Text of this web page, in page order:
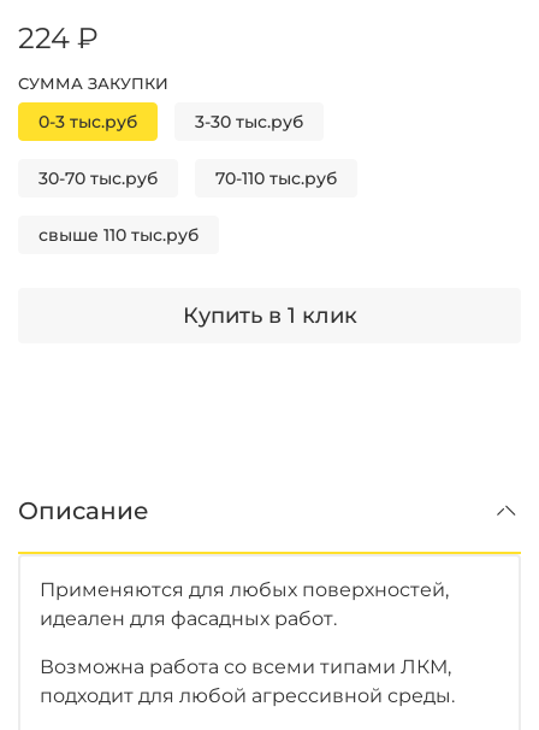
224 ₽
Купить в 1 клик
СУММА ЗАКУПКИ
0-3 тыс.руб 3-30 тыс.руб
30-70 тыс.руб 70-110 тыс.руб
свыше 110 тыс.руб
Описание
Применяются для любых поверхностей,
идеален для фасадных работ.
Возможна работа со всеми типами ЛКМ,
подходит для любой агрессивной среды.